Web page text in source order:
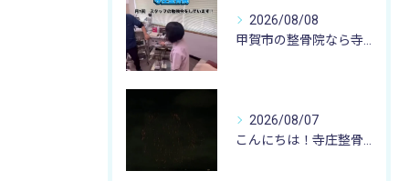
2026/08/08
2026/08/07